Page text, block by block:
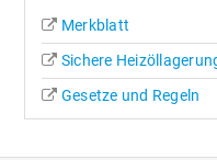
Merkblatt
Sichere
Gesetze und Regeln